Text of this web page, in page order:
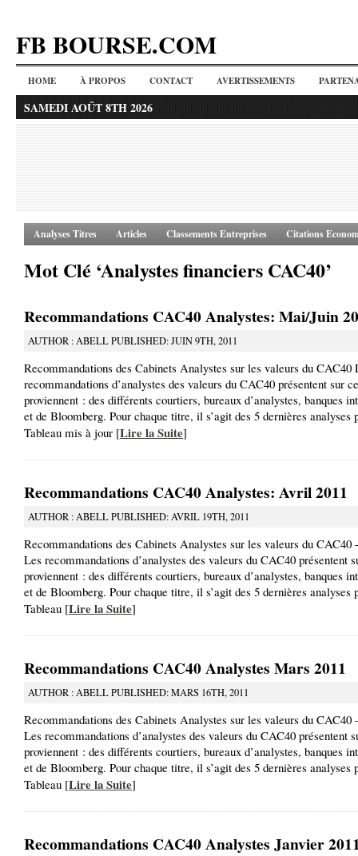
FB BOURSE.COM
HOME À PROPOS CONTACT AVERTISSEMENTS
SAMEDI AOÛT 8TH 2026
Analyses Titres Articles Classements Entreprises Citations
Mot Clé ‘Analystes financiers CAC40’
Recommandations CAC40 Analystes: Mai/Juin
AUTHOR : ABELL PUBLISHED: JUIN 9TH, 2011
Recommandations des Cabinets Analystes sur les valeurs du CAC40
recommandations d’analystes des valeurs du CAC40 présentent sur
proviennent : des différents courtiers, bureaux d’analystes, banques
et de Bloomberg. Pour chaque titre, il s’agit des 5 dernières analyses
Tableau mis à jour [Lire la Suite]
Recommandations CAC40 Analystes: Avril 2011
AUTHOR : ABELL PUBLISHED: AVRIL 19TH, 2011
Recommandations des Cabinets Analystes sur les valeurs du CAC40
Les recommandations d’analystes des valeurs du CAC40 présentent
proviennent : des différents courtiers, bureaux d’analystes, banques
et de Bloomberg. Pour chaque titre, il s’agit des 5 dernières analyses
Tableau [Lire la Suite]
Recommandations CAC40 Analystes Mars 2011
AUTHOR : ABELL PUBLISHED: MARS 16TH, 2011
Recommandations des Cabinets Analystes sur les valeurs du CAC40
Les recommandations d’analystes des valeurs du CAC40 présentent
proviennent : des différents courtiers, bureaux d’analystes, banques
et de Bloomberg. Pour chaque titre, il s’agit des 5 dernières analyses
Tableau [Lire la Suite]
Recommandations CAC40 Analystes Janvier